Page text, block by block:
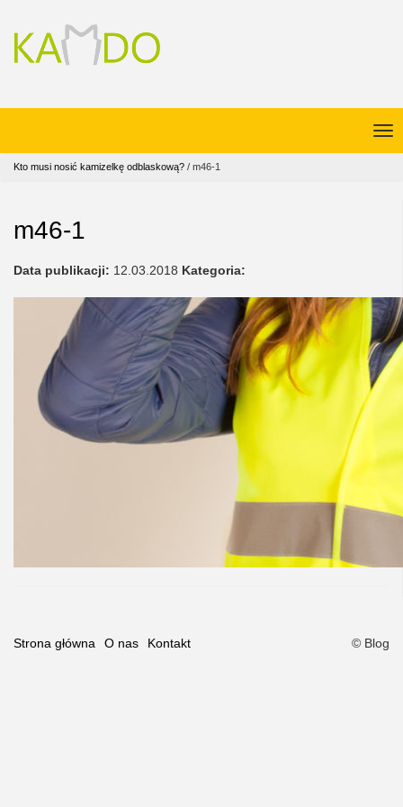
Kto musi nosić kamizelkę odblaskową? / m46-1
m46-1
Data publikacji: 12.03.2018 Kategoria:
Strona główna O nas Kontakt © Blog